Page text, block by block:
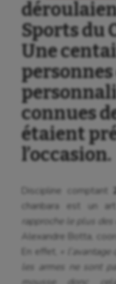
Sports du
Une
personnes
connues
étaient
l’occasion.
Discipline comptant
chanbara est un
rapproche le plus des
Alexandre Botta,
En effet,
«
les armes ne sont